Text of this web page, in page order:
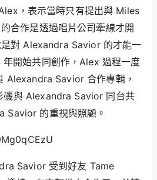
，表示當時只有提出與 Miles
合作是透過唱片公司牽線才開
對 Alexandra Savior 的才能一
開始共同創作，Alex 過程一度
Alexandra Savior 合作專輯，
磯與 Alexandra Savior 同台共
Savior 的重視與照顧。
Savior 受到好友 Tame